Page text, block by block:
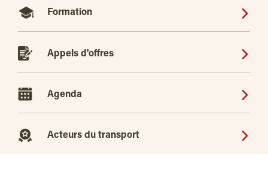
Formation
Appels d'offres
Agenda
Acteurs du transport